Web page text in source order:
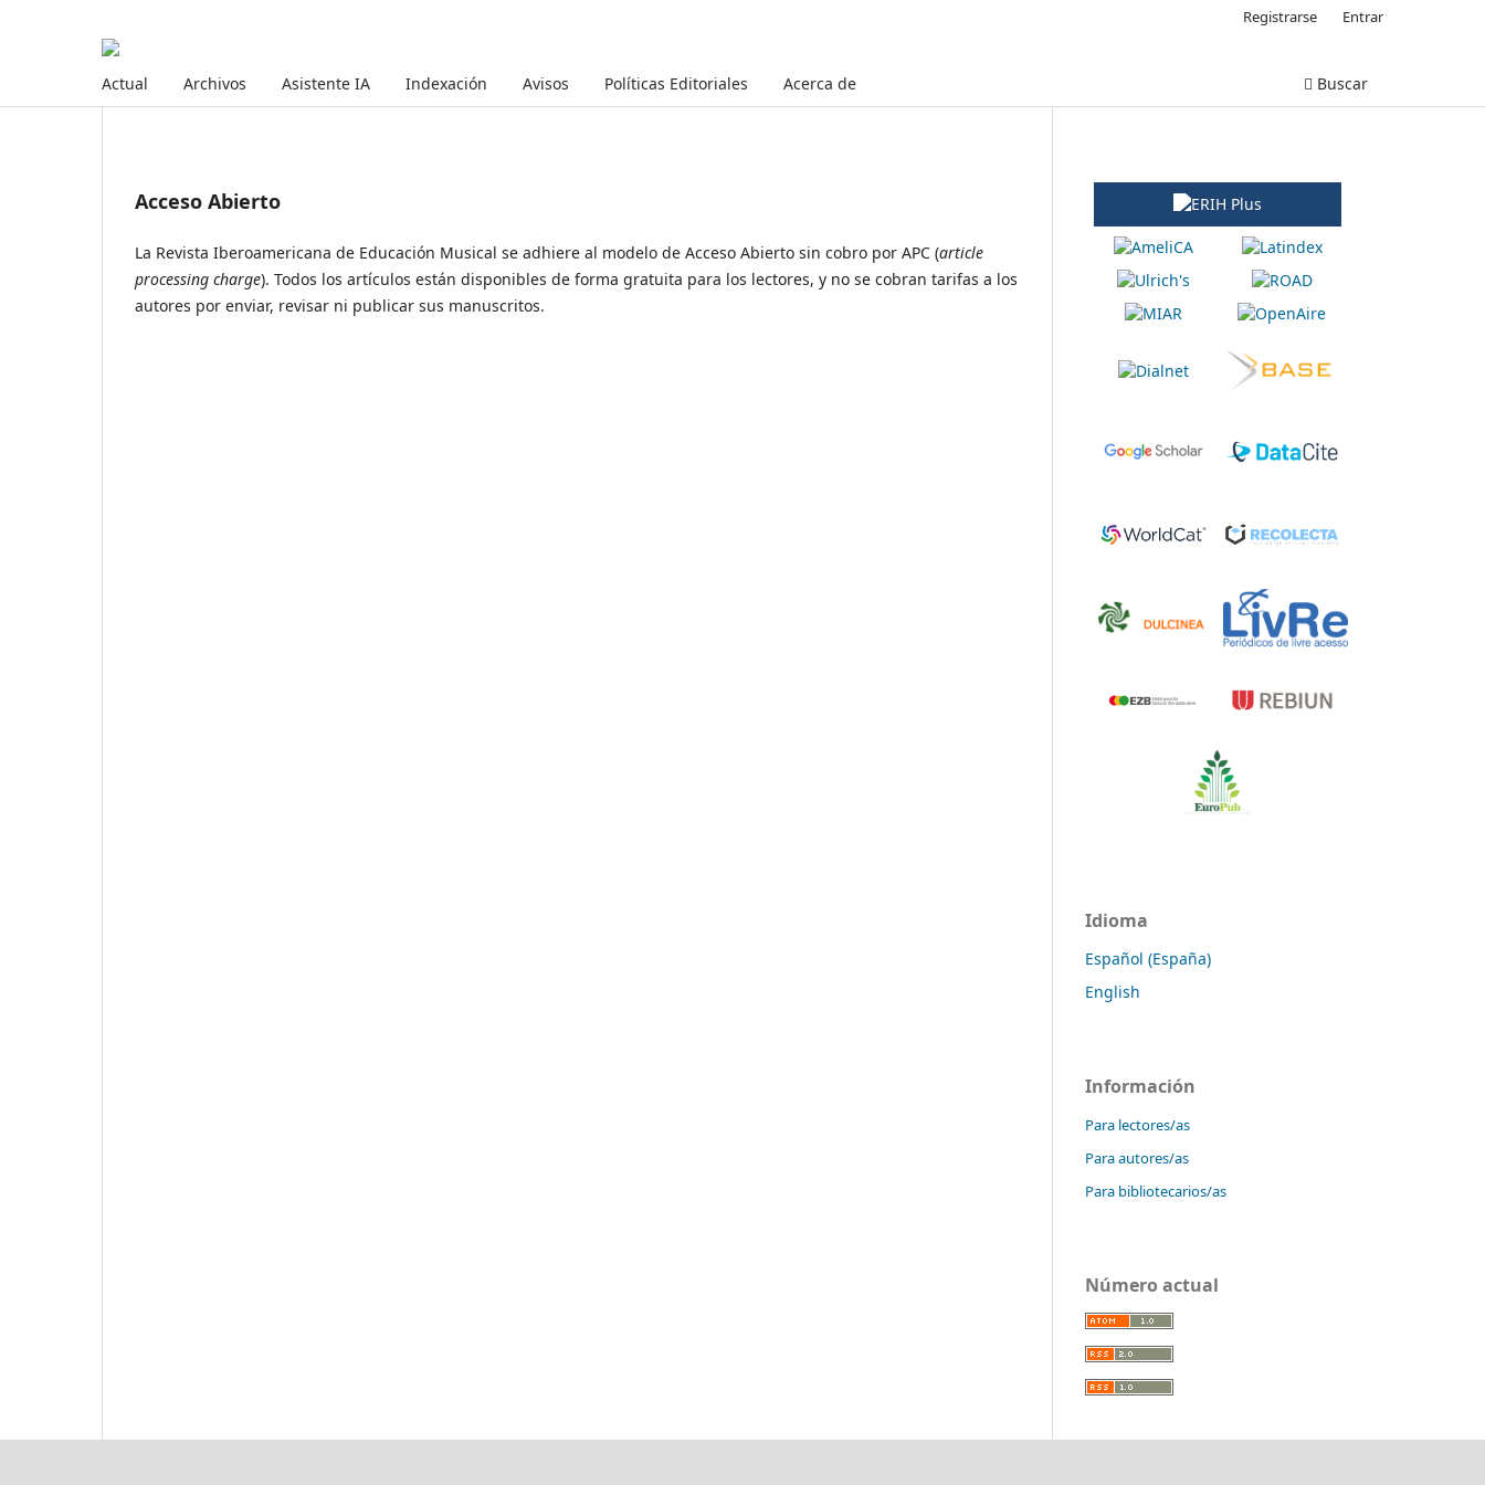
Actual Archivos Asistente IA Indexación Avisos Políticas Editoriales Acerca de Buscar
Registrarse Entrar
Acceso Abierto
La Revista Iberoamericana de Educación Musical se adhiere al modelo de Acceso Abierto sin cobro por APC (article
processing charge). Todos los artículos están disponibles de forma gratuita para los lectores, y no se cobran tarifas a los
autores por enviar, revisar ni publicar sus manuscritos.
Idioma
Español (España)
English
Información
Para lectores/as
Para autores/as
Para bibliotecarios/as
Número actual